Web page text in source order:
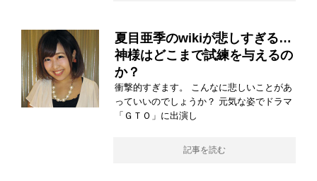
夏目亜季のwikiが悲しすぎる…
神様はどこまで試練を与えるの
か？
衝撃的すぎます。 こんなに悲しいことがあ
っていいのでしょうか？ 元気な姿でドラマ
「ＧＴＯ」に出演し
記事を読む